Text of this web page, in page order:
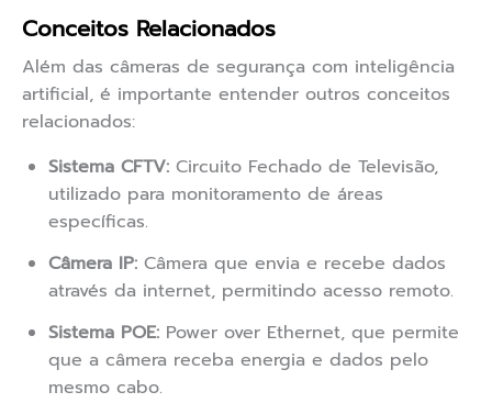
Conceitos Relacionados
Além das câmeras de segurança com inteligência
artificial, é importante entender outros conceitos
relacionados:
Sistema CFTV: Circuito Fechado de Televisão,
utilizado para monitoramento de áreas
específicas.
Câmera IP: Câmera que envia e recebe dados
através da internet, permitindo acesso remoto.
Sistema POE: Power over Ethernet, que permite
que a câmera receba energia e dados pelo
mesmo cabo.